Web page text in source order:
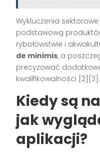
Wykluczenia
podstawową
rybołówstwie i
de minimis, a
precyzować
kwalifikowalności [2][3].
Kiedy są
jak
aplikacji?